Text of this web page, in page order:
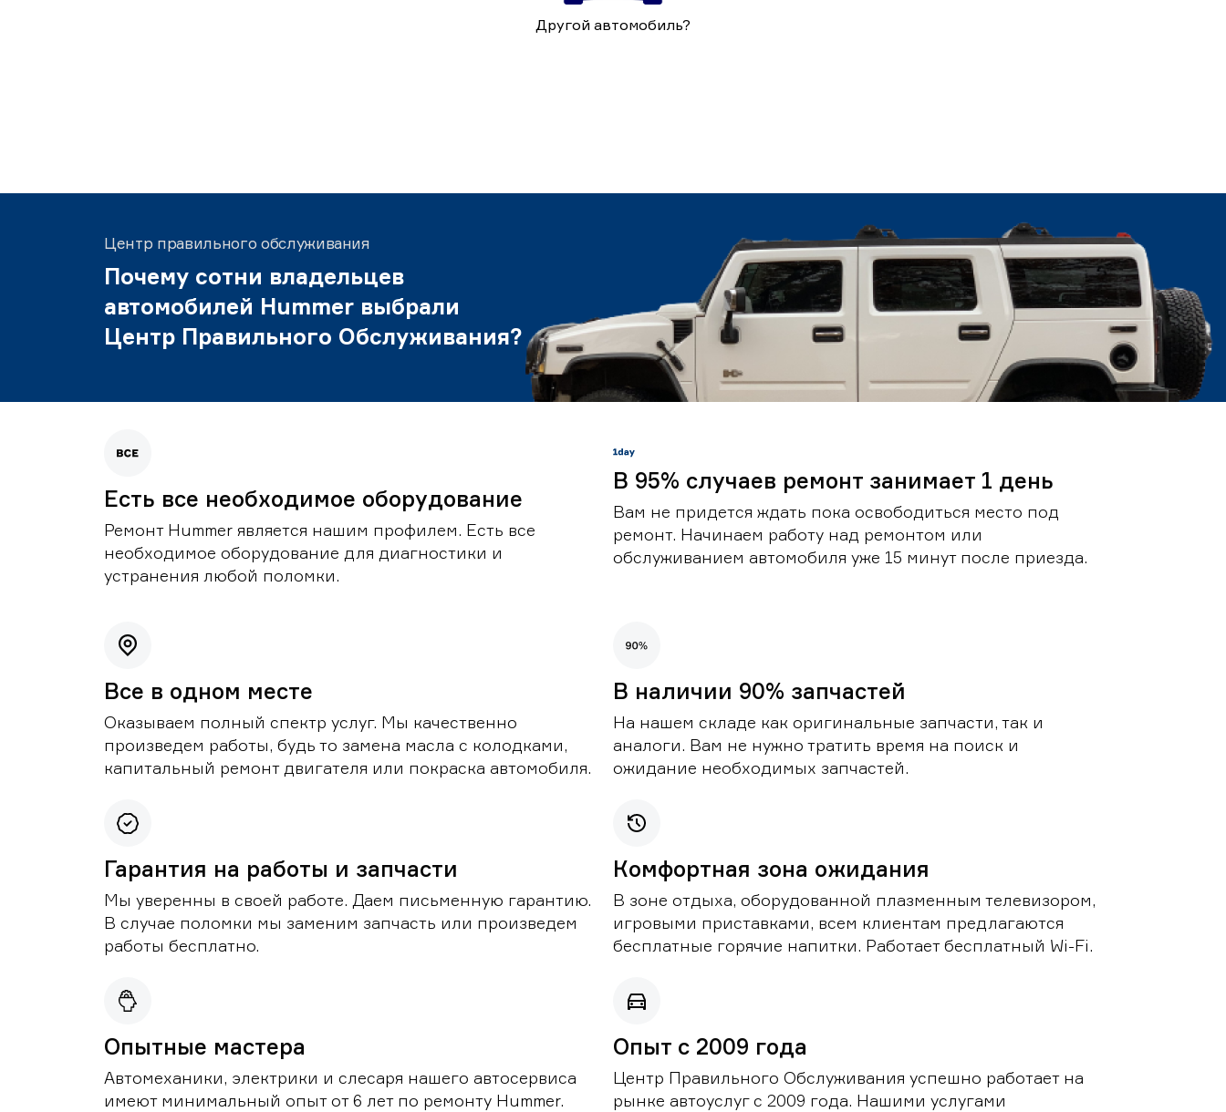
Другой автомобиль?
Центр правильного обслуживания
Почему сотни владельцев
автомобилей Hummer выбрали
Центр Правильного Обслуживания?
Есть все необходимое оборудование
Ремонт Hummer является нашим профилем. Есть все
необходимое оборудование для диагностики и
устранения любой поломки.
В 95% случаев ремонт занимает 1 день
Вам не придется ждать пока освободиться место под
ремонт. Начинаем работу над ремонтом или
обслуживанием автомобиля уже 15 минут после приезда.
Все в одном месте
Оказываем полный спектр услуг. Мы качественно
произведем работы, будь то замена масла с колодками,
капитальный ремонт двигателя или покраска автомобиля.
В наличии 90% запчастей
На нашем складе как оригинальные запчасти, так и
аналоги. Вам не нужно тратить время на поиск и
ожидание необходимых запчастей.
Гарантия на работы и запчасти
Мы уверенны в своей работе. Даем письменную гарантию.
В случае поломки мы заменим запчасть или произведем
работы бесплатно.
Комфортная зона ожидания
В зоне отдыха, оборудованной плазменным телевизором,
игровыми приставками, всем клиентам предлагаются
бесплатные горячие напитки. Работает бесплатный Wi-Fi.
Опытные мастера
Автомеханики, электрики и слесаря нашего автосервиса
имеют минимальный опыт от 6 лет по ремонту Hummer.
Опыт с 2009 года
Центр Правильного Обслуживания успешно работает на
рынке автоуслуг с 2009 года. Нашими услугами